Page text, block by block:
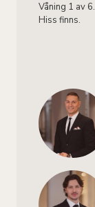
Våning 1 av 6.
Hiss finns.